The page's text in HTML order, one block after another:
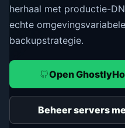
herhaal met productie-
echte
backupstrategie.
Open
Beheer servers